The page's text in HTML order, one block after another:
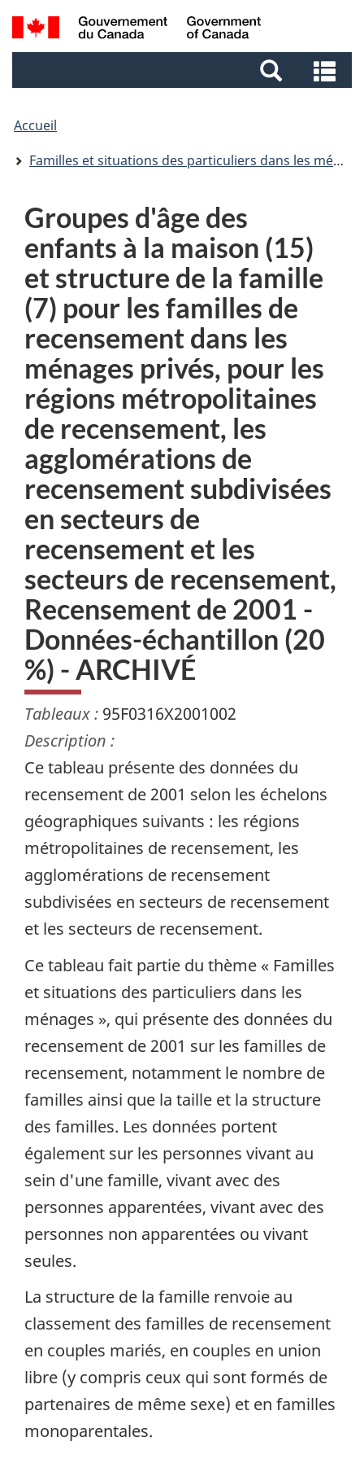
Aller
au
Aller
au
Passer
à
Recherche
et
et
Accueil
Familles et situations des particuliers dans les ménages, Recensement de 2001 - Groupes d'âge des enfants à la maison et structure de la famille pour les familles de recensement dans les ménages privés
Groupes d'âge des
enfants à la maison (15)
et structure de la famille
(7) pour les familles de
recensement dans les
ménages privés, pour les
régions métropolitaines
de recensement, les
agglomérations de
recensement subdivisées
en secteurs de
recensement et les
secteurs de recensement,
Recensement de 2001 -
Données-échantillon (20
%) - ARCHIVÉ
Tableaux : 95F0316X2001002
Description :
Ce tableau présente des données du
recensement de 2001 selon les échelons
géographiques suivants : les régions
métropolitaines de recensement, les
agglomérations de recensement
subdivisées en secteurs de recensement
et les secteurs de recensement.
Ce tableau fait partie du thème « Familles
et situations des particuliers dans les
ménages », qui présente des données du
recensement de 2001 sur les familles de
recensement, notamment le nombre de
familles ainsi que la taille et la structure
des familles. Les données portent
également sur les personnes vivant au
sein d'une famille, vivant avec des
personnes apparentées, vivant avec des
personnes non apparentées ou vivant
seules.
La structure de la famille renvoie au
classement des familles de recensement
en couples mariés, en couples en union
libre (y compris ceux qui sont formés de
partenaires de même sexe) et en familles
monoparentales.